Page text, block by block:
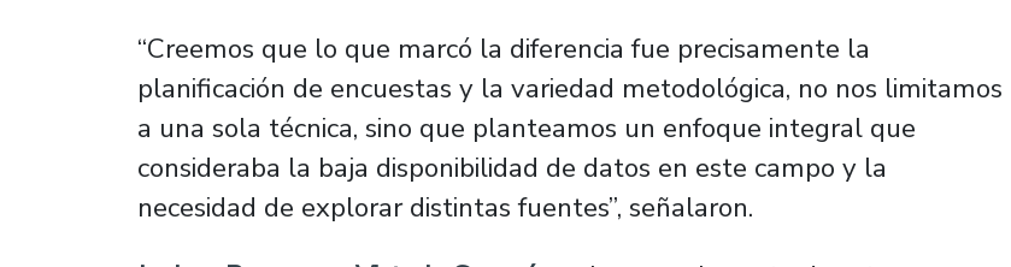
“Creemos que lo que marcó la diferencia fue precisamente la
planificación de encuestas y la variedad metodológica, no nos limitamos
a una sola técnica, sino que planteamos un enfoque integral que
consideraba la baja disponibilidad de datos en este campo y la
necesidad de explorar distintas fuentes”, señalaron.